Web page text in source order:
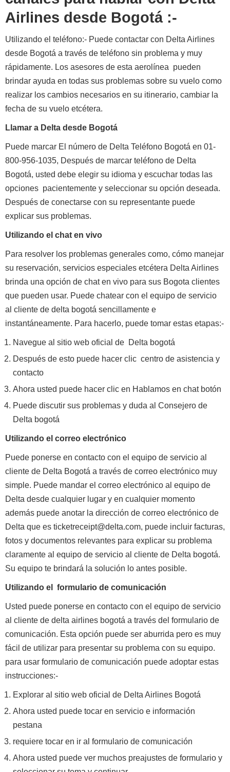
Airlines desde Bogotá :-
Utilizando el teléfono:- Puede contactar con Delta Airlines
desde Bogotá a través de teléfono sin problema y muy
rápidamente. Los asesores de esta aerolínea pueden
brindar ayuda en todas sus problemas sobre su vuelo como
realizar los cambios necesarios en su itinerario, cambiar la
fecha de su vuelo etcétera.
Llamar a Delta desde Bogotá
Puede marcar El número de Delta Teléfono Bogotá en 01-
800-956-1035, Después de marcar teléfono de Delta
Bogotá, usted debe elegir su idioma y escuchar todas las
opciones pacientemente y seleccionar su opción deseada.
Después de conectarse con su representante puede
explicar sus problemas.
Utilizando el chat en vivo
Para resolver los problemas generales como, cómo manejar
su reservación, servicios especiales etcétera Delta Airlines
brinda una opción de chat en vivo para sus Bogota clientes
que pueden usar. Puede chatear con el equipo de servicio
al cliente de delta bogotá sencillamente e
instantáneamente. Para hacerlo, puede tomar estas etapas:-
Navegue al sitio web oficial de Delta bogotá
Después de esto puede hacer clic centro de asistencia y
contacto
Ahora usted puede hacer clic en Hablamos en chat botón
Puede discutir sus problemas y duda al Consejero de
Delta bogotá
Utilizando el correo electrónico
Puede ponerse en contacto con el equipo de servicio al
cliente de Delta Bogotá a través de correo electrónico muy
simple. Puede mandar el correo electrónico al equipo de
Delta desde cualquier lugar y en cualquier momento
además puede anotar la dirección de correo electrónico de
Delta que es ticketreceipt@delta.com, puede incluir facturas,
fotos y documentos relevantes para explicar su problema
claramente al equipo de servicio al cliente de Delta bogotá.
Su equipo te brindará la solución lo antes posible.
Utilizando el formulario de comunicación
Usted puede ponerse en contacto con el equipo de servicio
al cliente de delta airlines bogotá a través del formulario de
comunicación. Esta opción puede ser aburrida pero es muy
fácil de utilizar para presentar su problema con su equipo.
para usar formulario de comunicación puede adoptar estas
instrucciones:-
Explorar al sitio web oficial de Delta Airlines Bogotá
Ahora usted puede tocar en servicio e información
pestana
requiere tocar en ir al formulario de comunicación
Ahora usted puede ver muchos preajustes de formulario y